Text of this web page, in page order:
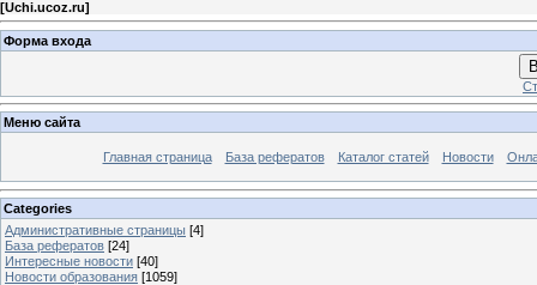
[Uchi.ucoz.ru]
Форма входа
Меню сайта
Главная страница База рефератов Каталог статей Новости
Categories
Административные страницы [4]
База рефератов [24]
Интересные новости [40]
Новости образования [1059]